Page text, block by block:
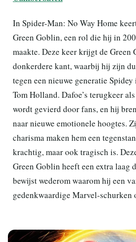
In Spider-Man: No Way Home
Green Goblin, een rol die hij in
maakte. Deze keer krijgt de Green
donkerdere kant, waarbij hij zijn
tegen een nieuwe generatie
Tom Holland. Dafoe’s terugkeer
wordt gevierd door fans, en hij
naar nieuwe emotionele hoogtes.
charisma maken hem een
krachtig, maar ook tragisch is.
Green Goblin heeft een extra laag
bewijst wederom waarom hij een
gedenkwaardige Marvel-schurken